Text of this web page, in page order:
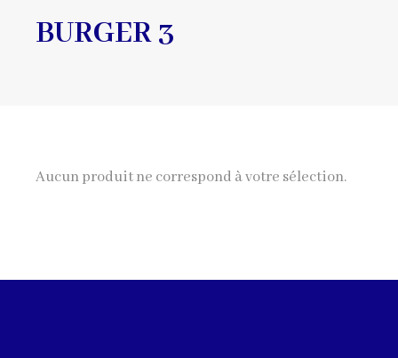
BURGER 3
Aucun produit ne correspond à votre sélection.